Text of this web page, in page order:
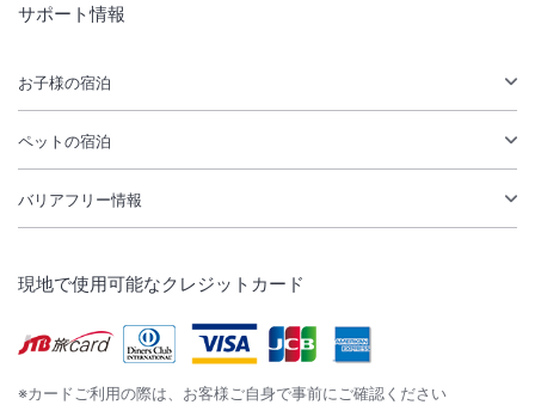
サポート情報
お子様の宿泊
ペットの宿泊
バリアフリー情報
現地で使用可能なクレジットカード
※カードご利用の際は、お客様ご自身で事前にご確認ください